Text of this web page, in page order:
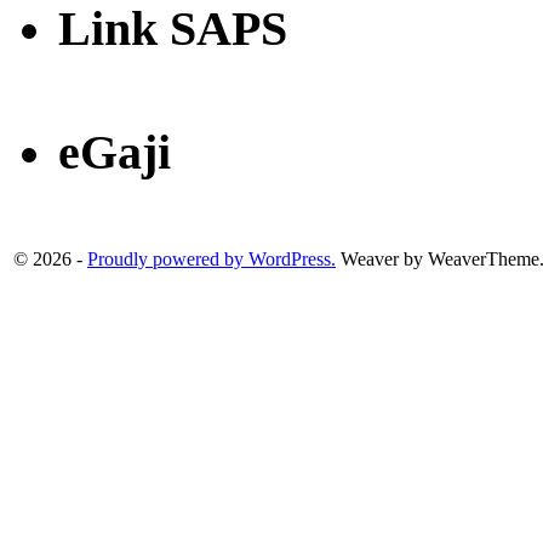
Link SAPS
eGaji
© 2026 - Proudly powered by WordPress. Weaver by